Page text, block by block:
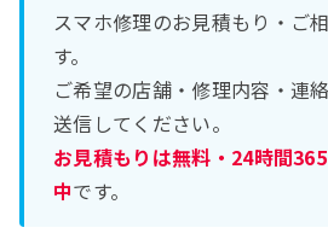
スマホ修理のお見積もり・ご
す。
ご希望の店舗・修理内容・連
送信してください。
お見積もりは無料・24時間
中です。